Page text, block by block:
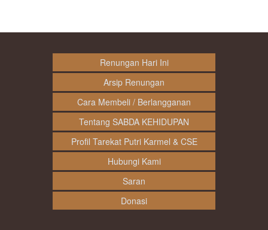
Renungan Hari Ini
Arsip Renungan
Cara Membeli / Berlangganan
Tentang SABDA KEHIDUPAN
Profil Tarekat Putri Karmel & CSE
Hubungi Kami
Saran
Donasi